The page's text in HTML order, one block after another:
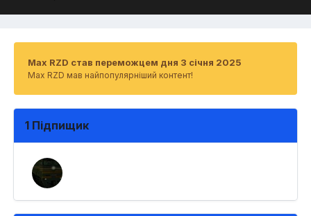
Max RZD став переможцем дня 3 січня 2025
Max RZD мав найпопулярніший контент!
1 Підпищик